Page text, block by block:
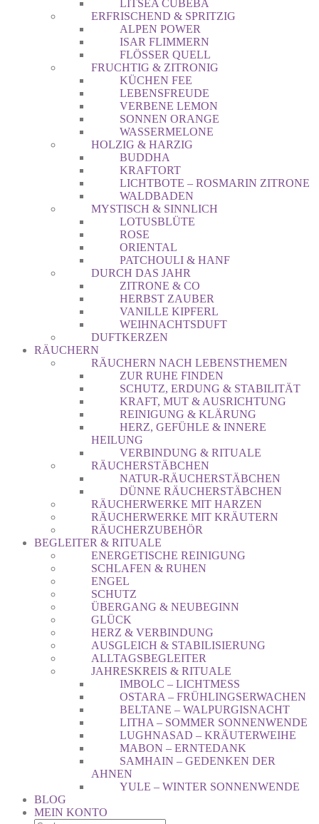
LITSEA CUBEBA
ERFRISCHEND & SPRITZIG
ALPEN POWER
ISAR FLIMMERN
FLÖSSER QUELL
FRUCHTIG & ZITRONIG
KÜCHEN FEE
LEBENSFREUDE
VERBENE LEMON
SONNEN ORANGE
WASSERMELONE
HOLZIG & HARZIG
BUDDHA
KRAFTORT
LICHTBOTE – ROSMARIN ZITRONE
WALDBADEN
MYSTISCH & SINNLICH
LOTUSBLÜTE
ROSE
ORIENTAL
PATCHOULI & HANF
DURCH DAS JAHR
ZITRONE & CO
HERBST ZAUBER
VANILLE KIPFERL
WEIHNACHTSDUFT
DUFTKERZEN
RÄUCHERN
RÄUCHERN NACH LEBENSTHEMEN
ZUR RUHE FINDEN
SCHUTZ, ERDUNG & STABILITÄT
KRAFT, MUT & AUSRICHTUNG
REINIGUNG & KLÄRUNG
HERZ, GEFÜHLE & INNERE
HEILUNG
VERBINDUNG & RITUALE
RÄUCHERSTÄBCHEN
NATUR-RÄUCHERSTÄBCHEN
DÜNNE RÄUCHERSTÄBCHEN
RÄUCHERWERKE MIT HARZEN
RÄUCHERWERKE MIT KRÄUTERN
RÄUCHERZUBEHÖR
BEGLEITER & RITUALE
ENERGETISCHE REINIGUNG
SCHLAFEN & RUHEN
ENGEL
SCHUTZ
ÜBERGANG & NEUBEGINN
GLÜCK
HERZ & VERBINDUNG
AUSGLEICH & STABILISIERUNG
ALLTAGSBEGLEITER
JAHRESKREIS & RITUALE
IMBOLC – LICHTMESS
OSTARA – FRÜHLINGSERWACHEN
BELTANE – WALPURGISNACHT
LITHA – SOMMER SONNENWENDE
LUGHNASAD – KRÄUTERWEIHE
MABON – ERNTEDANK
SAMHAIN – GEDENKEN DER
AHNEN
YULE – WINTER SONNENWENDE
BLOG
MEIN KONTO